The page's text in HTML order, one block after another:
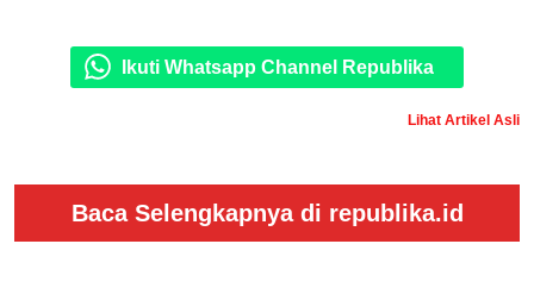
Ikuti Whatsapp Channel Republika
Lihat Artikel Asli
Baca Selengkapnya di republika.id